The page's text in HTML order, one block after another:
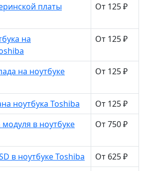
платы
От 125 ₽
на
От 125 ₽
на ноутбуке
От 125 ₽
ноутбука Toshiba
От 125 ₽
в ноутбуке
От 750 ₽
в ноутбуке Toshiba От 625 ₽